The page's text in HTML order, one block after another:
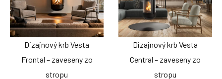
Dizajnový krb Vesta
Frontal – zaveseny zo
stropu
Dizajnový krb Vesta
Central – zaveseny zo
stropu